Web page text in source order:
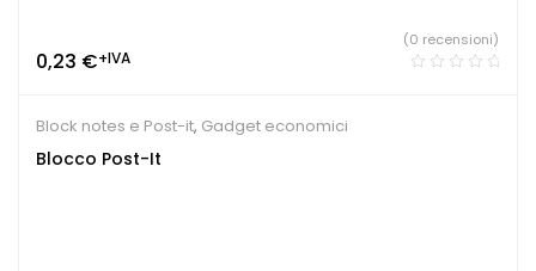
0,23 €+IVA
(0 recensioni)
Block notes e Post-it, Gadget economici
Blocco Post-It